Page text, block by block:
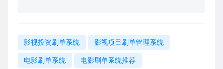
影视投资刷单系统 影视项目刷单管理系统
电影刷单系统 电影刷单系统推荐